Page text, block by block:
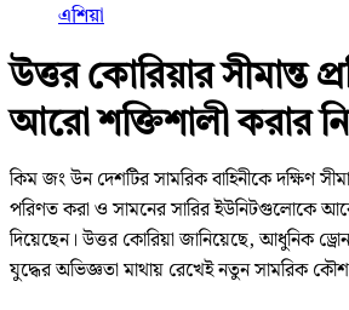
এশিয়া
উত্তর কোরিয়ার সীমান্ত
আরো শক্তিশালী করার
কিম জং উন দেশটির সামরিক বাহিনীকে দক্ষিণ
পরিণত করা ও সামনের সারির ইউনিটগুলোকে আরো
দিয়েছেন। উত্তর কোরিয়া জানিয়েছে, আধুনিক
যুদ্ধের অভিজ্ঞতা মাথায় রেখেই নতুন সামরিক